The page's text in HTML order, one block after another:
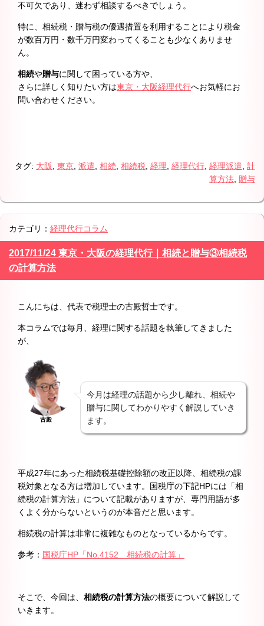
不可欠であり、迷わず相談するべきでしょう。
特に、相続税・贈与税の優遇措置を利用することにより税金
が数百万円・数千万円変わってくることも少なくありませ
ん。
相続や贈与に関して困っている方や、
さらに詳しく知りたい方は東京・大阪経理代行へお気軽にお
問い合わせください。
タグ: 大阪, 東京, 派遣, 相続, 相続税, 経理, 経理代行, 経理派遣, 計
算方法, 贈与
カテゴリ： 経理代行コラム
2017/11/24 東京・大阪の経理代行｜相続と贈与③相続税
の計算方法
こんにちは、代表で税理士の古殿哲士です。
本コラムでは毎月、経理に関する話題を執筆してきました
が、
古殿
今月は経理の話題から少し離れ、相続や
贈与に関してわかりやすく解説していき
ます。
平成27年にあった相続税基礎控除額の改正以降、相続税の課
税対象となる方は増加しています。国税庁の下記HPには「相
続税の計算方法」について記載がありますが、専門用語が多
くよく分からないというのが本音だと思います。
相続税の計算は非常に複雑なものとなっているからです。
参考： 国税庁HP「No.4152 相続税の計算」
そこで、今回は、 相続税の計算方法の概要について解説して
いきます。